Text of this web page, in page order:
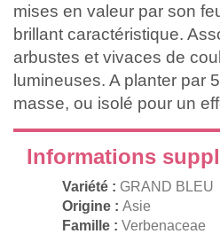
mises en valeur par son
brillant caractéristique.
arbustes et vivaces de
lumineuses. A planter par
masse, ou isolé pour un
Informations
Variété : GRAND BLEU
Origine : Asie
Famille : Verbenaceae